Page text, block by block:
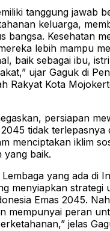
tanggung jawab
keluarga,
bangsa. Kesehatan
lebih mampu
baik sebagai ibu,
ujar Gaguk di
Rakyat Kota
persiapan
tidak terlepasnya
menciptakan iklim
yang baik.
yang ada di
menyiapkan strategi
Emas 2045.
mempunyai peran
jelas